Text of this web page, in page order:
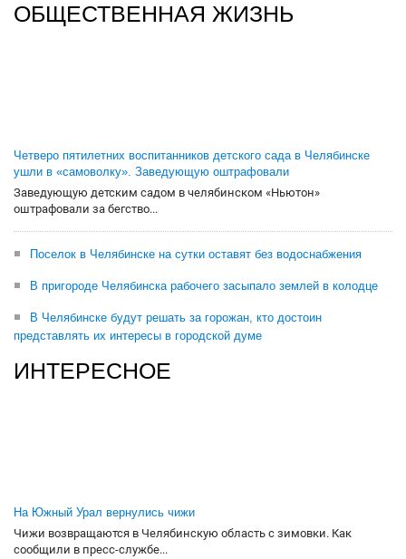
ОБЩЕСТВЕННАЯ ЖИЗНЬ
Четверо пятилетних воспитанников детского сада в Челябинске
ушли в «самоволку». Заведующую оштрафовали
Заведующую детским садом в челябинском «Ньютон»
оштрафовали за бегство...
Поселок в Челябинске на сутки оставят без водоснабжения
В пригороде Челябинска рабочего засыпало землей в колодце
В Челябинске будут решать за горожан, кто достоин
представлять их интересы в городской думе
ИНТЕРЕСНОЕ
На Южный Урал вернулись чижи
Чижи возвращаются в Челябинскую область с зимовки. Как
сообщили в пресс-службе...